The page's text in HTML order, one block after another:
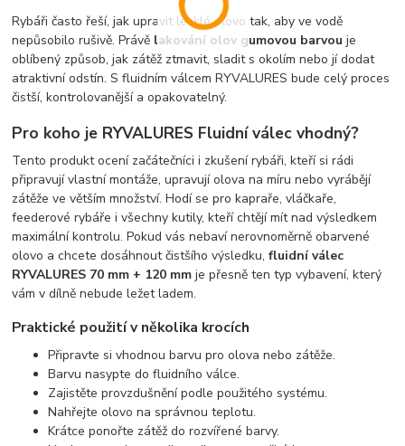
Rybáři často řeší, jak upravit lesklé olovo tak, aby ve vodě
nepůsobilo rušivě. Právě lakování olov gumovou barvou je
oblíbený způsob, jak zátěž ztmavit, sladit s okolím nebo jí dodat
atraktivní odstín. S fluidním válcem RYVALURES bude celý proces
čistší, kontrolovanější a opakovatelný.
Pro koho je RYVALURES Fluidní válec vhodný?
Tento produkt ocení začátečníci i zkušení rybáři, kteří si rádi
připravují vlastní montáže, upravují olova na míru nebo vyrábějí
zátěže ve větším množství. Hodí se pro kapraře, vláčkaře,
feederové rybáře i všechny kutily, kteří chtějí mít nad výsledkem
maximální kontrolu. Pokud vás nebaví nerovnoměrně obarvené
olovo a chcete dosáhnout čistšího výsledku,fluidní válec
RYVALURES 70 mm + 120 mm je přesně ten typ vybavení, který
vám v dílně nebude ležet ladem.
Praktické použití v několika krocích
Připravte si vhodnou barvu pro olova nebo zátěže.
Barvu nasypte do fluidního válce.
Zajistěte provzdušnění podle použitého systému.
Nahřejte olovo na správnou teplotu.
Krátce ponořte zátěž do rozvířené barvy.